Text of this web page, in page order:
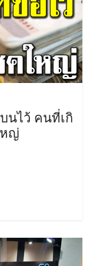
นไว้ คนที่เกิ
ญ่